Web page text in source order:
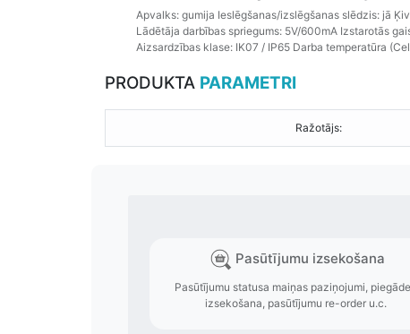
Apvalks: gumija Ieslēgšanas/izslēgšanas slēdzis: jā
Lādētāja darbības spriegums: 5V/600mA Izstarotās
Aizsardzības klase: IK07 / IP65 Darba temperatūra
PRODUKTA PARAMETRI
Ražotājs: